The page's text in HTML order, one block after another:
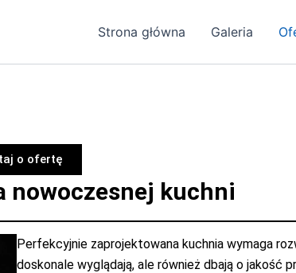
Strona główna Galeria
o ofertę
nowoczesnej kuchni
Perfekcyjnie zaprojektowana kuchnia wymaga
doskonale wyglądają, ale również dbają o jakość